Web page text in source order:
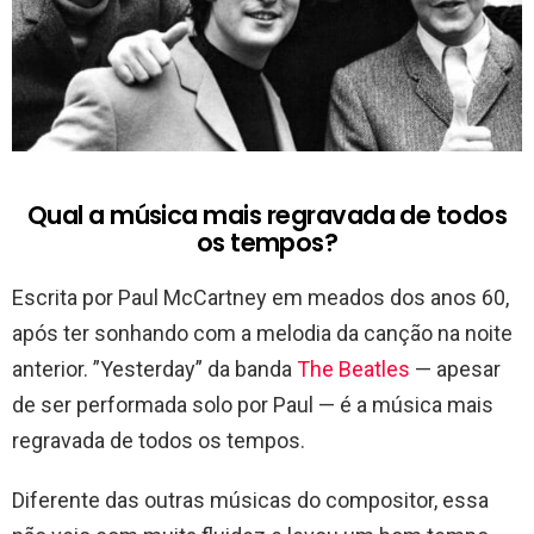
Qual a música mais regravada de todos
os tempos?
Escrita por Paul McCartney em meados dos anos 60,
após ter sonhando com a melodia da canção na noite
anterior. ”Yesterday” da banda The Beatles — apesar
de ser performada solo por Paul — é a música mais
regravada de todos os tempos.
Diferente das outras músicas do compositor, essa